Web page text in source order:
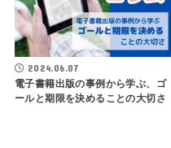
2024.06.07
電子書籍出版の事例から学ぶ、ゴ
ールと期限を決めることの大切さ